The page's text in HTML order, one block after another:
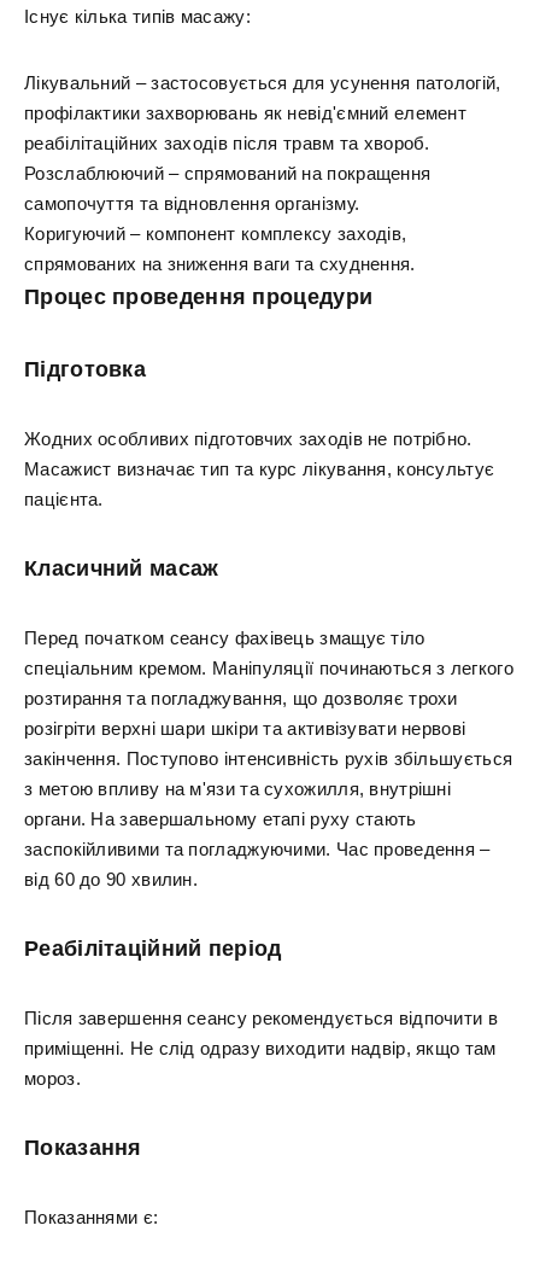
Існує кілька типів масажу:
Лікувальний – застосовується для усунення патологій,
профілактики захворювань як невід'ємний елемент
реабілітаційних заходів після травм та хвороб.
Розслаблюючий – спрямований на покращення
самопочуття та відновлення організму.
Коригуючий – компонент комплексу заходів,
спрямованих на зниження ваги та схуднення.
Процес проведення процедури
Підготовка
Жодних особливих підготовчих заходів не потрібно.
Масажист визначає тип та курс лікування, консультує
пацієнта.
Класичний масаж
Перед початком сеансу фахівець змащує тіло
спеціальним кремом. Маніпуляції починаються з легкого
розтирання та погладжування, що дозволяє трохи
розігріти верхні шари шкіри та активізувати нервові
закінчення. Поступово інтенсивність рухів збільшується
з метою впливу на м'язи та сухожилля, внутрішні
органи. На завершальному етапі руху стають
заспокійливими та погладжуючими. Час проведення –
від 60 до 90 хвилин.
Реабілітаційний період
Після завершення сеансу рекомендується відпочити в
приміщенні. Не слід одразу виходити надвір, якщо там
мороз.
Показання
Показаннями є: